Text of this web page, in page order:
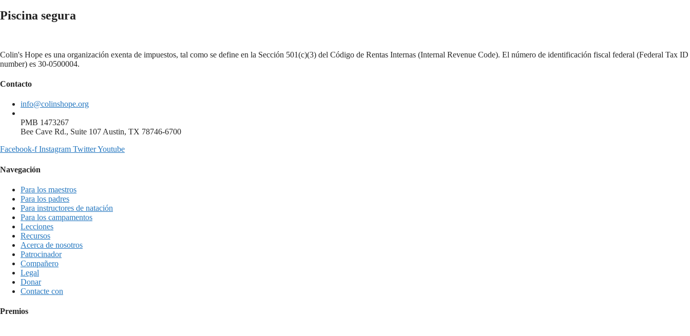
Piscina segura
Colin's Hope es una organización exenta de impuestos, tal como se define en la Sección 501(c)(3) del Código de Rentas Internas (Internal Revenue Code). El número de identificación fiscal federal (Federal Tax ID
number) es 30-0500004.
Contacto
info@colinshope.org
PMB 1473267
Bee Cave Rd., Suite 107 Austin, TX 78746-6700
Facebook-f Instagram TwitterYoutube
Navegación
Para los maestros
Para los padres
Para instructores de natación
Para los campamentos
Lecciones
Recursos
Acerca de nosotros
Patrocinador
Compañero
Legal
Donar
Contacte con
Premios